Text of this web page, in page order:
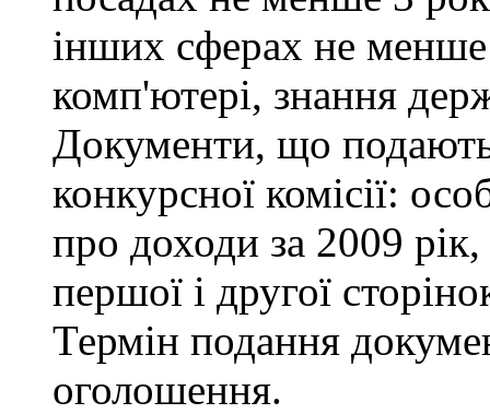
інших сферах не
комп'ютері, знання
Документи, що
конкурсної комісії:
про доходи за 2009 рік,
першої і другої
Термін подання
оголошення.